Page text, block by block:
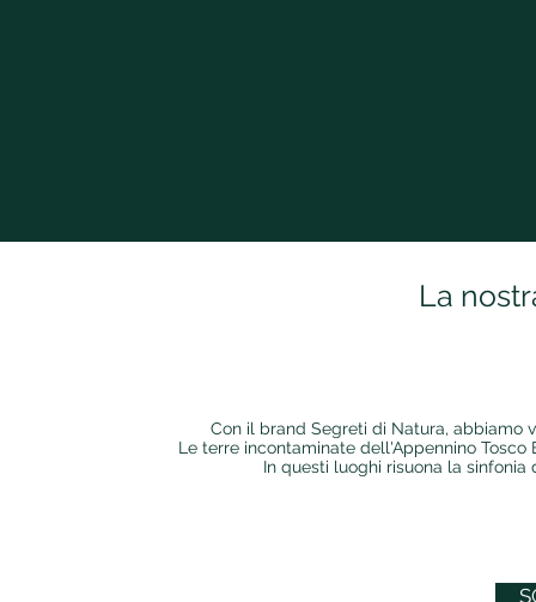
La
Con il brand Segreti di Natura, abbiamo
Le terre incontaminate dell'Appennino
In questi luoghi risuona la